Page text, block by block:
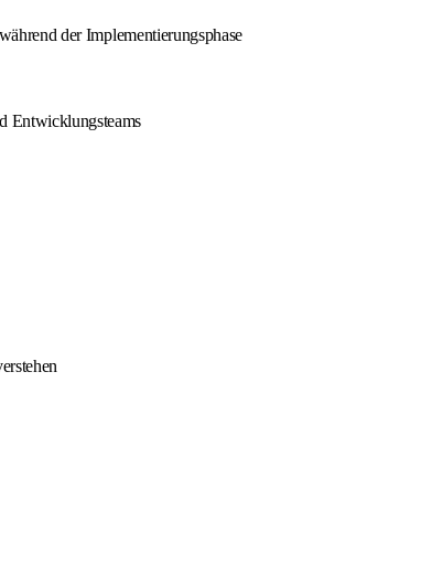
der Implementierungsphase
Entwicklungsteams